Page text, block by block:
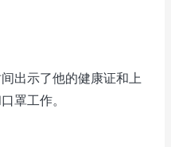
示了他的健康证和上
罩工作。